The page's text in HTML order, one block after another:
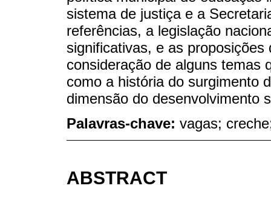
sistema de justiça e a
referências, a legislação
significativas, e as
consideração de alguns temas
como a história do surgimento
dimensão do desenvolvimento
Palavras-chave: vagas;
ABSTRACT